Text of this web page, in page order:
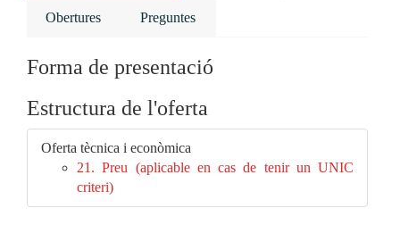
Obertures Preguntes
Forma de presentació
Estructura de l'oferta
Oferta tècnica i econòmica
21. Preu (aplicable en cas de tenir un UNIC
criteri)